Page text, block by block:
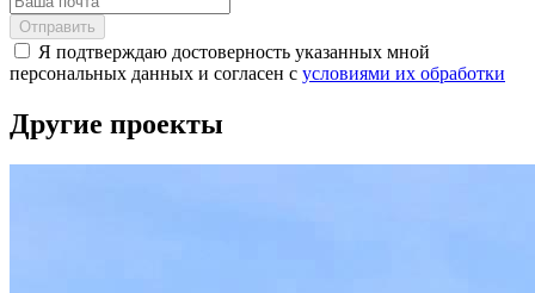
Отправить
Я подтверждаю достоверность указанных мной
персональных данных и согласен с условиями их обработки
Другие проекты